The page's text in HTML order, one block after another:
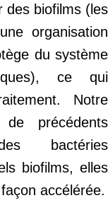
des biofilms (les
organisation
du système
ce qui
Notre
précédents
bactéries
biofilms, elles
accélérée.